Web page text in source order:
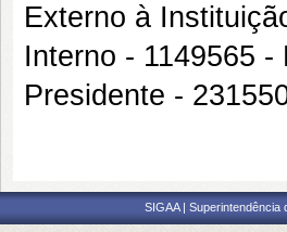
Externo à
Interno - 1149565 -
Presidente -
SIGAA |